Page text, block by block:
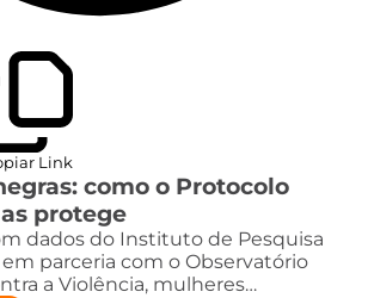
Link
como o Protocolo
protege
dados do Instituto de Pesquisa
parceria com o Observatório
a Violência, mulheres…